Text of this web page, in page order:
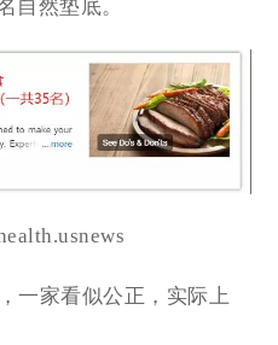
自然垫底。
一家看似公正，实际上